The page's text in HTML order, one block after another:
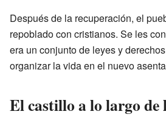
Después de la recuperación, el
repoblado con cristianos. Se les
era un conjunto de leyes y
organizar la vida en el nuevo
El castillo a lo largo de